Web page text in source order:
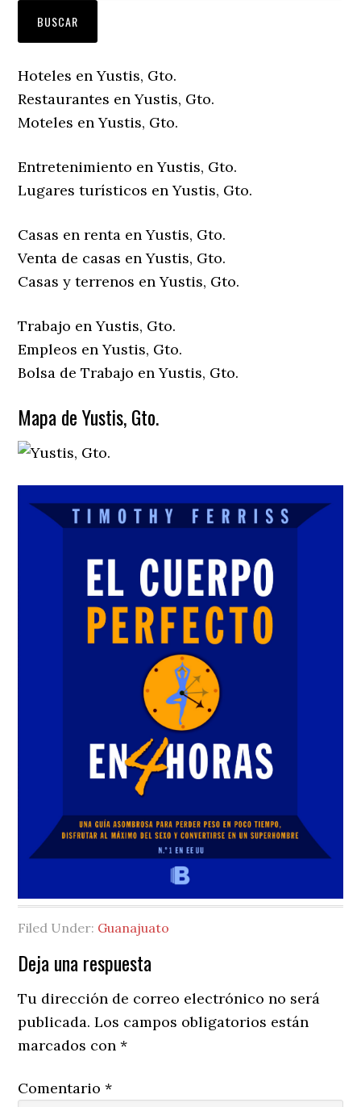
Hoteles en Yustis, Gto.
Restaurantes en Yustis, Gto.
Moteles en Yustis, Gto.
Entretenimiento en Yustis, Gto.
Lugares turísticos en Yustis, Gto.
Casas en renta en Yustis, Gto.
Venta de casas en Yustis, Gto.
Casas y terrenos en Yustis, Gto.
Trabajo en Yustis, Gto.
Empleos en Yustis, Gto.
Bolsa de Trabajo en Yustis, Gto.
Mapa de Yustis, Gto.
Filed Under: Guanajuato
Reader
Interactions
Deja una respuesta
Tu dirección de correo electrónico no será
publicada. Los campos obligatorios están
marcados con*
Comentario*